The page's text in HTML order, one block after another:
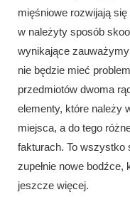
mięśniowe rozwijają
w należyty sposób
wynikające
nie będzie mieć
przedmiotów dwoma
elementy, które należy
miejsca, a do tego
fakturach. To wszystko
zupełnie nowe
jeszcze więcej.